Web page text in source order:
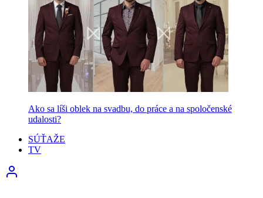
Ako sa líši oblek na svadbu, do práce a na spoločenské
udalosti?
SÚŤAŽE
TV